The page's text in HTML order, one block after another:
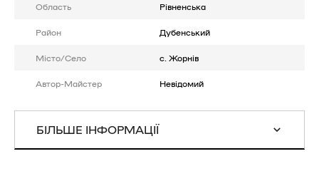
Область Рівненська
Район Дубенський
Місто/Село с. Жорнів
Автор-Майстер Невідомий
БІЛЬШЕ ІНФОРМАЦІЇ